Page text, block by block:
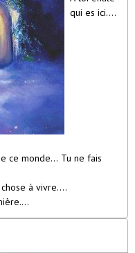
qui es ici….
ce monde… Tu ne fais
à vivre….
du mal, et tu me